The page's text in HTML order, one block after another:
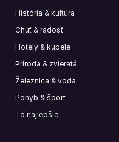
História & kultúra
Chuť & radosť
Hotely & kúpele
Príroda & zvieratá
Železnica & voda
Pohyb & šport
To najlepšie